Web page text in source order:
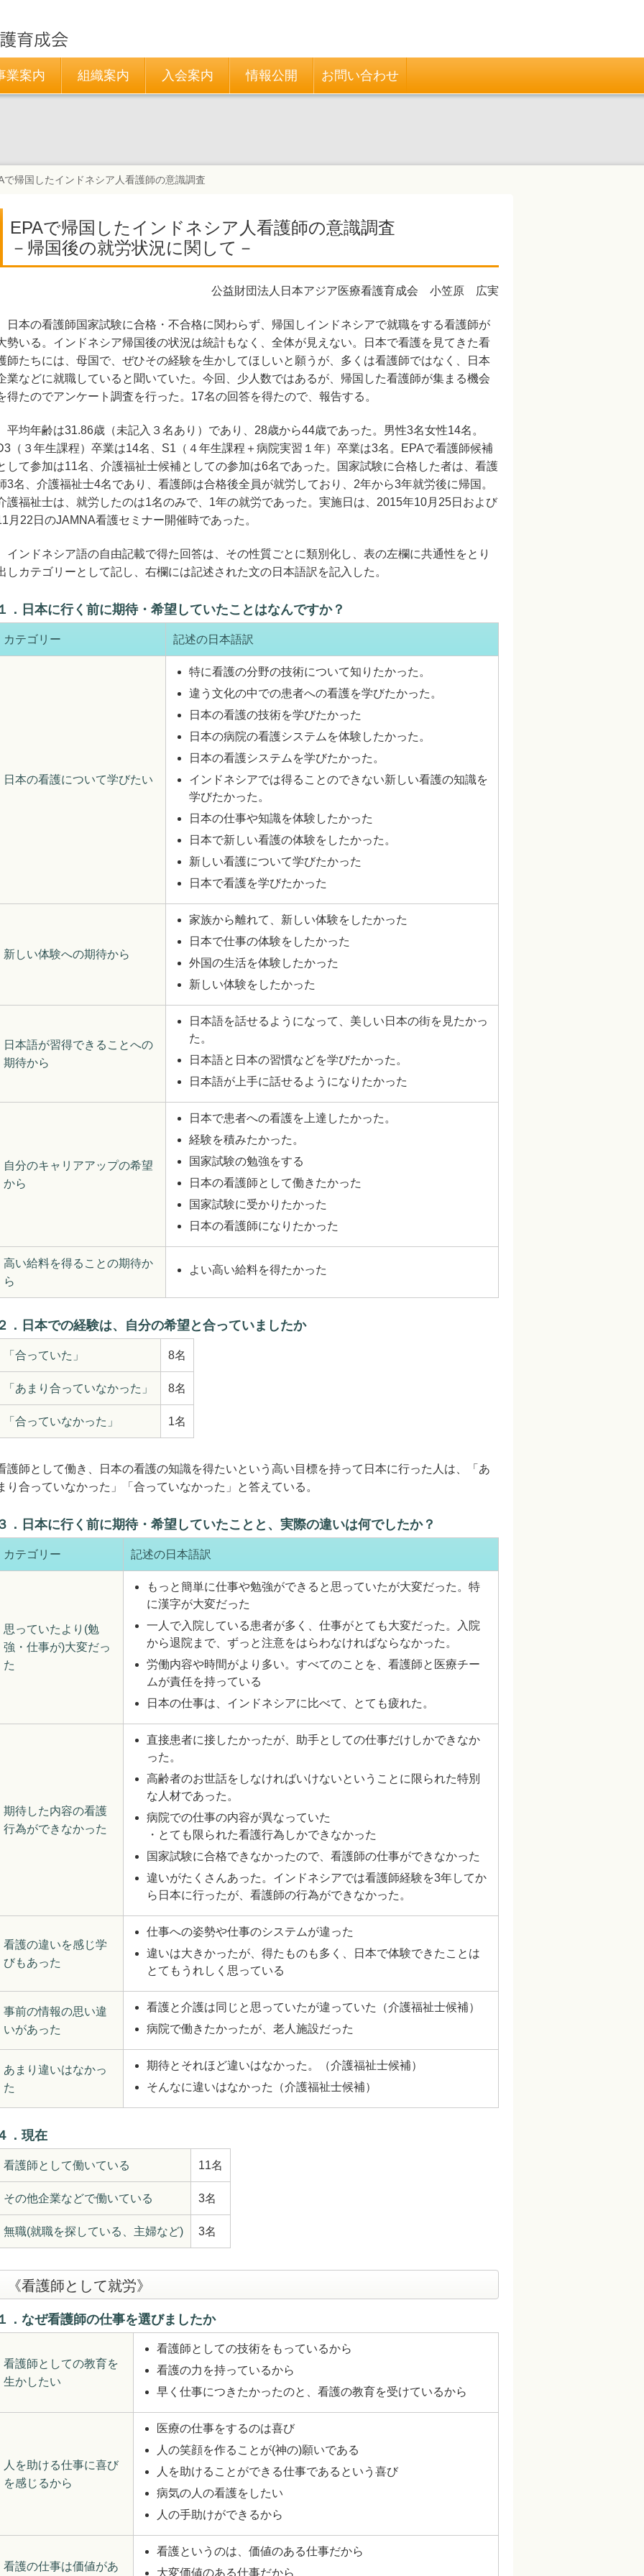
業案内 組織案内 入会案内 情報公開 お問い合わせ
で帰国したインドネシア人看護師の意識調査
EPAで帰国したインドネシア人看護師の意識調査
－帰国後の就労状況に関して－
公益財団法人日本アジア医療看護育成会 小笠原 広実
日本の看護師国家試験に合格・不合格に関わらず、帰国しインドネシアで就職をする看護師が
勢いる。インドネシア帰国後の状況は統計もなく、全体が見えない。日本で看護を見てきた看
師たちには、母国で、ぜひその経験を生かしてほしいと願うが、多くは看護師ではなく、日本
業などに就職していると聞いていた。今回、少人数ではあるが、帰国した看護師が集まる機会
得たのでアンケート調査を行った。17名の回答を得たので、報告する。
平均年齢は31.86歳（未記入３名あり）であり、28歳から44歳であった。男性3名女性14名。
（３年生課程）卒業は14名、S1（４年生課程＋病院実習１年）卒業は3名。EPAで看護師候補
して参加は11名、介護福祉士候補としての参加は6名であった。国家試験に合格した者は、看護
3名、介護福祉士4名であり、看護師は合格後全員が就労しており、2年から3年就労後に帰国。
護福祉士は、就労したのは1名のみで、1年の就労であった。実施日は、2015年10月25日および
月22日のJAMNA看護セミナー開催時であった。
インドネシア語の自由記載で得た回答は、その性質ごとに類別化し、表の左欄に共通性をとり
しカテゴリーとして記し、右欄には記述された文の日本語訳を記入した。
．日本に行く前に期待・希望していたことはなんですか？
カテゴリー 記述の日本語訳
日本の看護について学びたい
特に看護の分野の技術について知りたかった。
違う文化の中での患者への看護を学びたかった。
日本の看護の技術を学びたかった
日本の病院の看護システムを体験したかった。
日本の看護システムを学びたかった。
インドネシアでは得ることのできない新しい看護の知識を
学びたかった。
日本の仕事や知識を体験したかった
日本で新しい看護の体験をしたかった。
新しい看護について学びたかった
日本で看護を学びたかった
新しい体験への期待から
家族から離れて、新しい体験をしたかった
日本で仕事の体験をしたかった
外国の生活を体験したかった
新しい体験をしたかった
日本語が習得できることへの
期待から
日本語を話せるようになって、美しい日本の街を見たかっ
た。
日本語と日本の習慣などを学びたかった。
日本語が上手に話せるようになりたかった
自分のキャリアアップの希望
から
日本で患者への看護を上達したかった。
経験を積みたかった。
国家試験の勉強をする
日本の看護師として働きたかった
国家試験に受かりたかった
日本の看護師になりたかった
高い給料を得ることの期待か
ら
よい高い給料を得たかった
．日本での経験は、自分の希望と合っていましたか
「合っていた」 8名
「あまり合っていなかった」 8名
「合っていなかった」 1名
護師として働き、日本の看護の知識を得たいという高い目標を持って日本に行った人は、「あ
り合っていなかった」「合っていなかった」と答えている。
．日本に行く前に期待・希望していたことと、実際の違いは何でしたか？
カテゴリー 記述の日本語訳
思っていたより(勉
強・仕事が)大変だっ
た
もっと簡単に仕事や勉強ができると思っていたが大変だった。特
に漢字が大変だった
一人で入院している患者が多く、仕事がとても大変だった。入院
から退院まで、ずっと注意をはらわなければならなかった。
労働内容や時間がより多い。すべてのことを、看護師と医療チー
ムが責任を持っている
日本の仕事は、インドネシアに比べて、とても疲れた。
期待した内容の看護
行為ができなかった
直接患者に接したかったが、助手としての仕事だけしかできなか
った。
高齢者のお世話をしなければいけないということに限られた特別
な人材であった。
病院での仕事の内容が異なっていた
・とても限られた看護行為しかできなかった
国家試験に合格できなかったので、看護師の仕事ができなかった
違いがたくさんあった。インドネシアでは看護師経験を3年してか
ら日本に行ったが、看護師の行為ができなかった。
看護の違いを感じ学
びもあった
仕事への姿勢や仕事のシステムが違った
違いは大きかったが、得たものも多く、日本で体験できたことは
とてもうれしく思っている
事前の情報の思い違
いがあった
看護と介護は同じと思っていたが違っていた（介護福祉士候補）
病院で働きたかったが、老人施設だった
あまり違いはなかっ
た
期待とそれほど違いはなかった。（介護福祉士候補）
そんなに違いはなかった（介護福祉士候補）
．現在
看護師として働いている 11名
その他企業などで働いている 3名
無職(就職を探している、主婦など) 3名
《看護師として就労》
．なぜ看護師の仕事を選びましたか
看護師としての教育を
生かしたい
看護師としての技術をもっているから
看護の力を持っているから
早く仕事につきたかったのと、看護の教育を受けているから
人を助ける仕事に喜び
を感じるから
医療の仕事をするのは喜び
人の笑顔を作ることが(神の)願いである
人を助けることができる仕事であるという喜び
病気の人の看護をしたい
人の手助けができるから
看護の仕事は価値があ
看護というのは、価値のある仕事だから
大変価値のある仕事だから